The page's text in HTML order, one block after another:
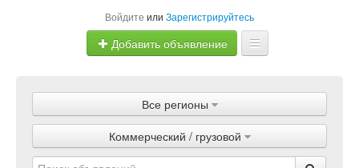
Войдите или Зарегистрируйтесь
Добавить объявление
Объявления
Магазины
Все регионы
Коммерческий / грузовой